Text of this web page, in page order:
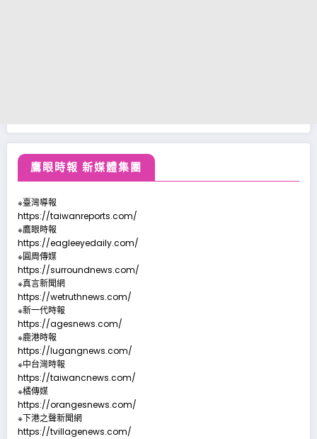
鷹眼時報 新媒體集團
※臺灣導報
https://taiwanreports.com/
※鷹眼時報
https://eagleeyedaily.com/
※圓周傳媒
https://surroundnews.com/
※真言新聞網
https://wetruthnews.com/
※新一代時報
https://agesnews.com/
※鹿港時報
https://lugangnews.com/
※中台灣時報
https://taiwancnews.com/
※橘傳媒
https://orangesnews.com/
※下港之聲新聞網
https://tvillagenews.com/